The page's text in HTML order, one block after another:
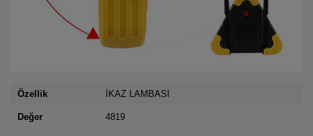
Özellik İKAZ LAMBASI
Değer 4819